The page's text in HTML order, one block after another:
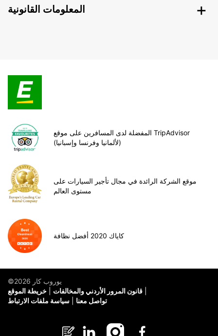
المعلومات القانونية
المفضلة لدى المسافرين على موقع TripAdvisor
(لألمانيا وفرنسا وإسبانيا)
موقع الشركة الرائدة في مجال تأجير السيارات على
مستوى العالم
كاياك 2020 أفضل نظافة
©يوروب كار 2026
خريطة الموقع
قانون المرور الأردني والمخالفات
سياسة ملفات الارتباط
تواصل معنا